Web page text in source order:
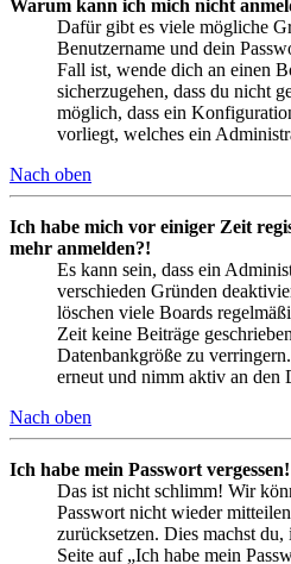
Warum kann ich mich nicht
Dafür gibt es viele mögliche
Benutzername und dein
Fall ist, wende dich an einen
sicherzugehen, dass du nicht
möglich, dass ein
vorliegt, welches ein
Nach oben
Ich habe mich vor einiger Zeit
mehr anmelden?!
Es kann sein, dass ein
verschieden Gründen
löschen viele Boards
Zeit keine Beiträge
Datenbankgröße zu
erneut und nimm aktiv an den
Nach oben
Ich habe mein Passwort vergessen!
Das ist nicht schlimm! Wir
Passwort nicht wieder
zurücksetzen. Dies machst
Seite auf „Ich habe mein